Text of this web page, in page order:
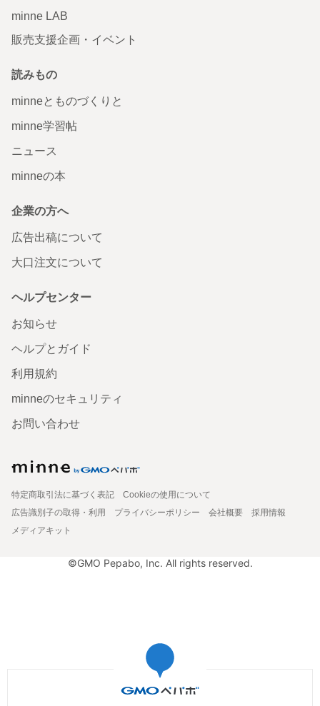
minne LAB
販売支援企画・イベント
読みもの
minneとものづくりと
minne学習帖
ニュース
minneの本
企業の方へ
広告出稿について
大口注文について
ヘルプセンター
お知らせ
ヘルプとガイド
利用規約
minneのセキュリティ
お問い合わせ
特定商取引法に基づく表記
Cookieの使用について
広告識別子の取得・利用
プライバシーポリシー 会社概要
採用情報
メディアキット
©GMO Pepabo, Inc. All rights reserved.